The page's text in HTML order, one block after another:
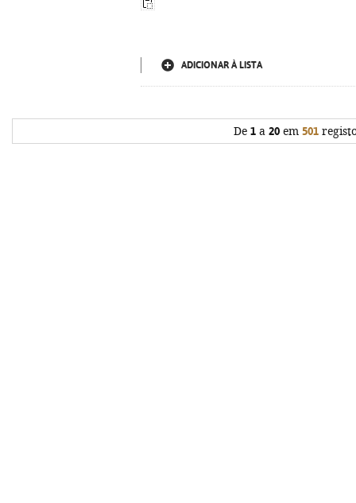
ADICIONAR À LISTA
De 1 a 20 em 501